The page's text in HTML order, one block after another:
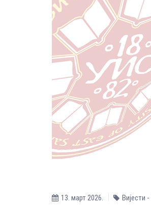
13. март 2026. Вијести